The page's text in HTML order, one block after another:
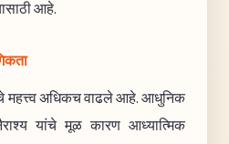
आहे.
महत्त्व अधिकच वाढले आहे. आधुनिक
यांचे मूळ कारण आध्यात्मिक